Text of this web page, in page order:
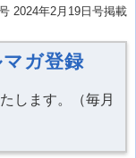
2024年2月19日号掲載
ガ登録
します。（毎月